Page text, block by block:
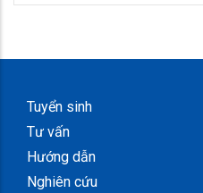
Tuyển sinh
Tư vấn
Hướng dẫn
Nghiên cứu